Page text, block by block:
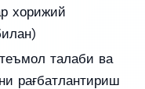
хорижий
талаби ва
рағбатлантириш